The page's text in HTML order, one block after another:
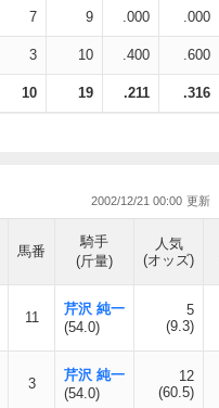
7 9 .000 .000
3 10 .400 .600
10 19 .211 .316
2002/12/21 00:00
馬番
騎手
(斤量)
人気
(オッズ)
11
芹沢 純一
(54.0)
5
(9.3)
3
芹沢 純一
(54.0)
12
(60.5)